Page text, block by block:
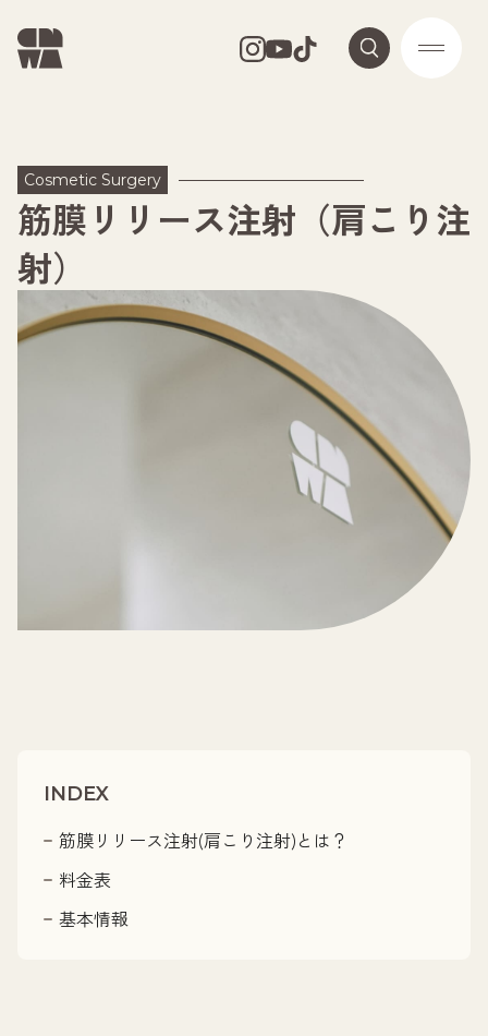
筋膜リリース注射（肩こり注
射）
Cosmetic Surgery
INDEX
筋膜リリース注射(肩こり注射)とは？
料金表
基本情報